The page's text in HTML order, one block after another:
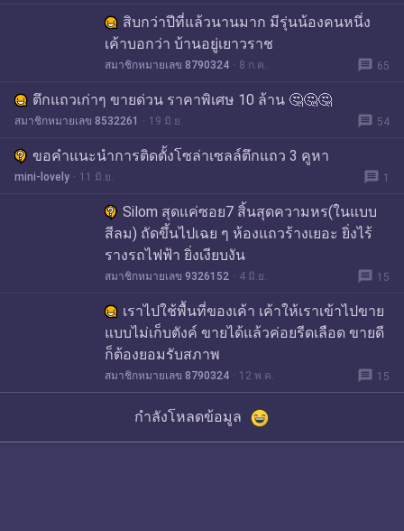
สิบกว่าปีที่แล้วนานมาก มีรุ่นน้องคนหนึ่ง
เค้าบอกว่า บ้านอยู่เยาวราช
สมาชิกหมายเลข 8790324 8 ก.ค. message 65
ตึกแถวเก่าๆ ขายด่วน ราคาพิเศษ 10 ล้าน 🤔🤔🤔
สมาชิกหมายเลข 8532261 19 มิ.ย. message 54
ขอคำแนะนำการติดตั้งโซล่าเซลล์ตึกแถว 3 คูหา
mini-lovely 11 มิ.ย. message 1
Silom สุดแค่ซอย7 สิ้นสุดความหร(ในแบบ
สีลม) ถัดขึ้นไปเฉย ๆ ห้องแถวร้างเยอะ ยิ่งไร้
รางรถไฟฟ้า ยิ่งเงียบงัน
สมาชิกหมายเลข 9326152 4 มิ.ย. message 15
เราไปใช้พื้นที่ของเค้า เค้าให้เราเข้าไปขาย
แบบไม่เก็บตังค์ ขายได้แล้วค่อยรีดเลือด ขายดี
ก็ต้องยอมรับสภาพ
สมาชิกหมายเลข 8790324 12 พ.ค. message 15
กำลังโหลดข้อมูล